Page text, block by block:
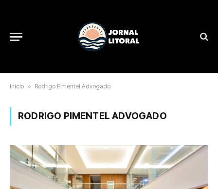
Início » Rodrigo Pimentel Advogado
RODRIGO PIMENTEL ADVOGADO